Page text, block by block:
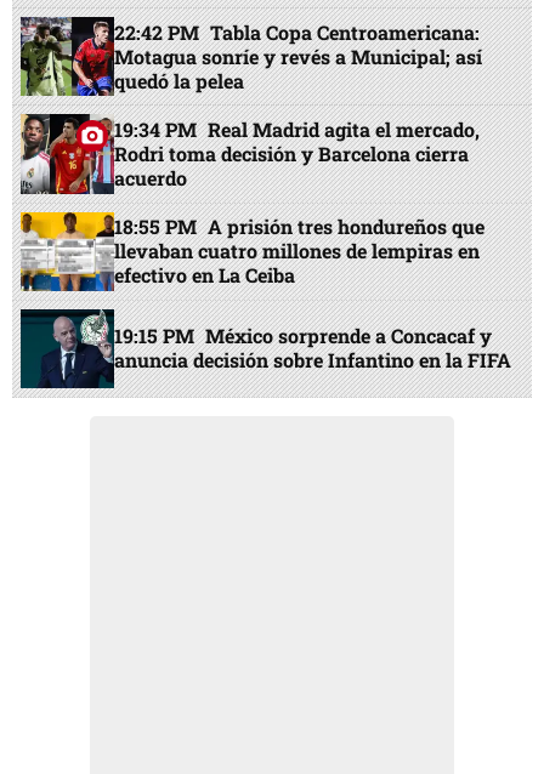
22:42 PM Tabla Copa Centroamericana:
Motagua sonríe y revés a Municipal; así
quedó la pelea
19:34 PM Real Madrid agita el mercado,
Rodri toma decisión y Barcelona cierra
acuerdo
18:55 PM A prisión tres hondureños que
llevaban cuatro millones de lempiras en
efectivo en La Ceiba
19:15 PM México sorprende a Concacaf y
anuncia decisión sobre Infantino en la FIFA